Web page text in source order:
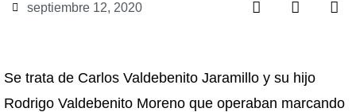
septiembre 12, 2020
Se trata de Carlos Valdebenito Jaramillo y su hijo
Rodrigo Valdebenito Moreno que operaban marcando